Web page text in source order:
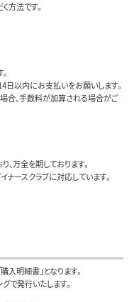
方法です。
以内にお支払いをお願いします。
合、手数料が加算される場合がご
万全を期しております。
ナースクラブに対応しています。
入明細書」となります。
で発行いたします。